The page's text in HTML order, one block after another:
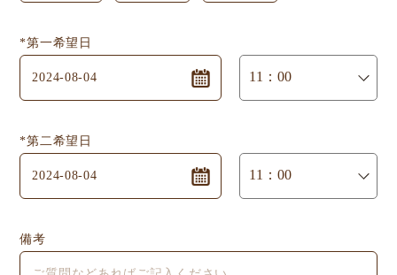
*第一希望日
*第二希望日
備考